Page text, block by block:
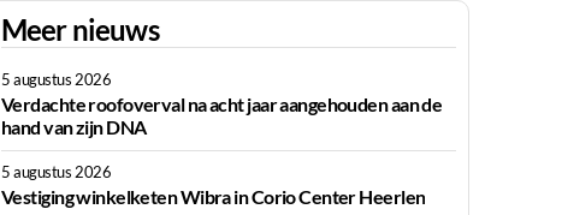
Meer nieuws
5 augustus 2026
Verdachte roofoverval na acht jaar aangehouden aan de
hand van zijn DNA
5 augustus 2026
Vestiging winkelketen Wibra in Corio Center Heerlen